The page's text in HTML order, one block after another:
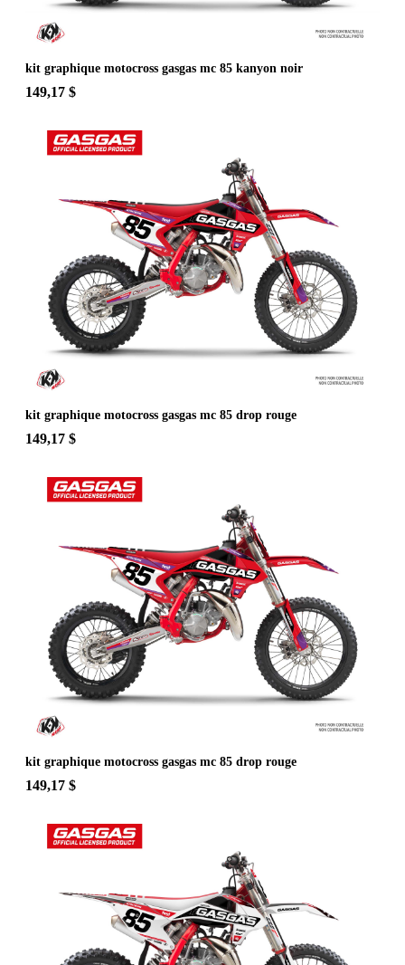
kit graphique motocross gasgas mc 85 kanyon noir
149,17 $
kit graphique motocross gasgas mc 85 drop rouge
149,17 $
kit graphique motocross gasgas mc 85 drop rouge
149,17 $